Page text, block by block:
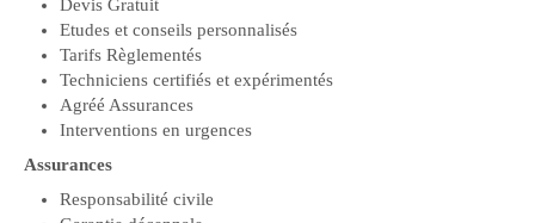
Devis Gratuit
Etudes et conseils personnalisés
Tarifs Règlementés
Techniciens certifiés et expérimentés
Agréé Assurances
Interventions en urgences
Assurances
Responsabilité civile